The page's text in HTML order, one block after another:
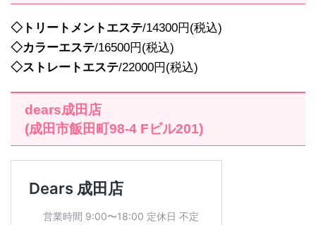
◇トリートメントエステ/14300円(税込)
◇カラーエステ/16500円(税込)
◇ストレートエステ/22000円(税込)
dears成田店
(成田市飯田町98-4 Fビル201)